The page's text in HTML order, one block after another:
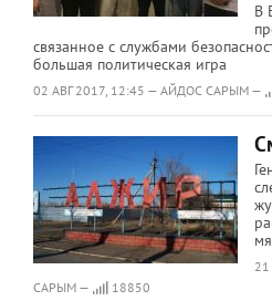
В
связанное с службами
большая политическая игра
02 АВГ 2017, 12:45 — АЙДОС САРЫМ —
САРЫМ —
18850